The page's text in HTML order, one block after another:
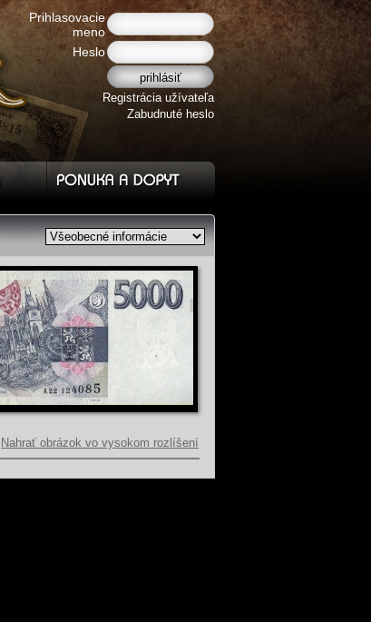
Prihlasovacie
meno
Heslo
Registrácia užívateľa
Zabudnuté heslo
Nahrať obrázok vo vysokom rozlíšení